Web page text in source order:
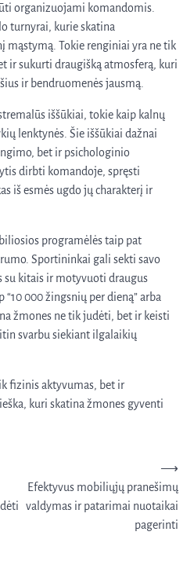
organizuojami komandomis.
turnyrai, kurie skatina
mąstymą. Tokie renginiai yra ne tik
ir sukurti draugišką atmosferą, kuri
ir bendruomenės jausmą.
iššūkiai, tokie kaip kalnų
lenktynės. Šie iššūkiai dažnai
bet ir psichologinio
dirbti komandoje, spręsti
iš esmės ugdo jų charakterį ir
programėlės taip pat
Sportininkai gali sekti savo
su kitais ir motyvuoti draugus
000 žingsnių per dieną” arba
žmones ne tik judėti, bet ir keisti
svarbu siekiant ilgalaikių
fizinis aktyvumas, bet ir
kuri skatina žmones gyventi
Efektyvus mobiliųjų pranešimų
valdymas ir patarimai nuotaikai
pagerinti
⟶